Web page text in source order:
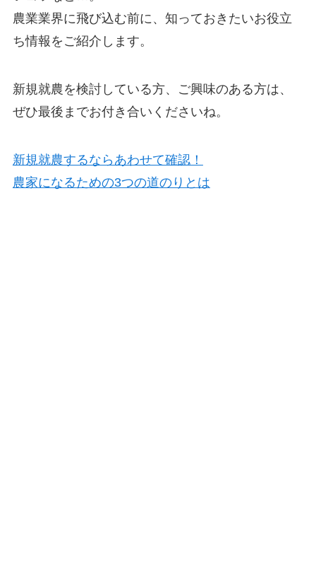
農業業界に飛び込む前に、 知っておきたいお役立
ち情報をご紹介 します。
新規就農を検討している方、ご興味のある方は、
ぜひ最後までお付き合いくださいね。
新規就農するならあわせて確認！
農家になるための3つの道のりとは